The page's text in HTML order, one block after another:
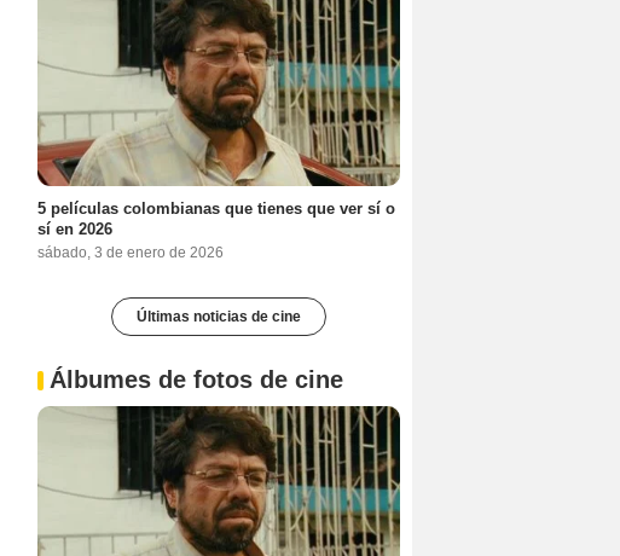
5 películas colombianas que tienes que ver sí o
sí en 2026
sábado, 3 de enero de 2026
Últimas noticias de cine
Álbumes de fotos de cine